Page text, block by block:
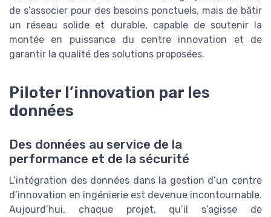
de s’associer pour des besoins ponctuels, mais de bâtir
un réseau solide et durable, capable de soutenir la
montée en puissance du centre innovation et de
garantir la qualité des solutions proposées.
Piloter l’innovation par les
données
Des données au service de la
performance et de la sécurité
L’intégration des données dans la gestion d’un centre
d’innovation en ingénierie est devenue incontournable.
Aujourd’hui, chaque projet, qu’il s’agisse de